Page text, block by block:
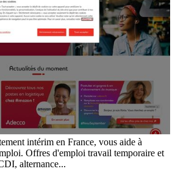
intérim en France, vous aide à
Offres d'emploi travail temporaire et
alternance...